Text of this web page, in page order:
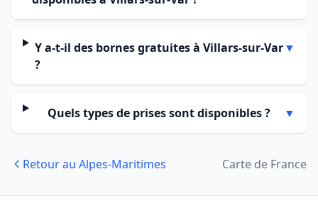
Y a-t-il des bornes gratuites à Villars-sur-Var
?
▼
Quels types de prises sont disponibles ? ▼
Retour au Alpes-Maritimes Carte de France